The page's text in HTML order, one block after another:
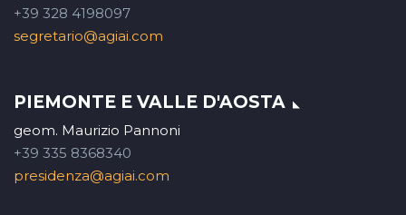
+39 328 4198097
segretario@agiai.com
PIEMONTE E VALLE D'AOSTA
geom. Maurizio Pannoni
+39 335 8368340
presidenza@agiai.com